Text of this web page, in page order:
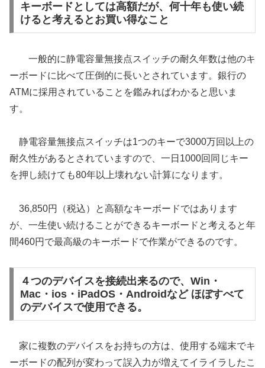
キーボードとしては高額だが、何十年も使い続
けると考えるとお買い得なこと
一般的に静電容量無接点スイッチの耐久年数は他のキ
ーボードに比べて圧倒的に長いとされています。銀行の
ATMに採用されていることを鑑みればわかると思いま
す。
静電容量無接点スイッチは1つのキーで3000万回以上の
耐久性があるとされていますので、一日1000回同じキー
を押し続けても80年以上壊れない計算になります。
36,850円（税込）と高額なキーボードではあります
が、一生使い続けることができるキーボードと考えると年
間460円で最高級のキーボードで作業ができるのです。
４つのデバイスを接続出来るので、Win・
Mac・ios・iPadOS・Androidなど ほぼすべて
のデバイスで使用できる。
家に複数のデバイスをお持ちの方は、使用する端末でキ
ーボードの配列が変わって誤入力が増えてイライラしたこ